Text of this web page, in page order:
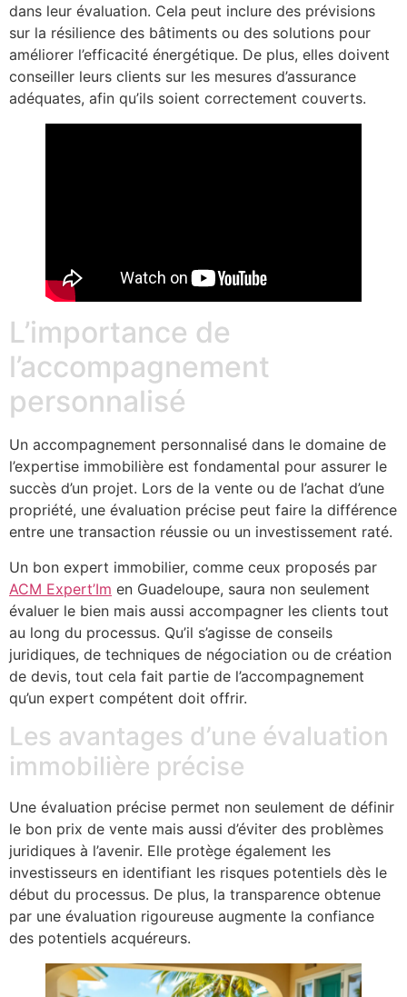
dans leur évaluation. Cela peut inclure des prévisions
sur la résilience des bâtiments ou des solutions pour
améliorer l’efficacité énergétique. De plus, elles doivent
conseiller leurs clients sur les mesures d’assurance
adéquates, afin qu’ils soient correctement couverts.
L’importance de
l’accompagnement
personnalisé
Un accompagnement personnalisé dans le domaine de
l’expertise immobilière est fondamental pour assurer le
succès d’un projet. Lors de la vente ou de l’achat d’une
propriété, une évaluation précise peut faire la différence
entre une transaction réussie ou un investissement raté.
Un bon expert immobilier, comme ceux proposés par
ACM Expert’Im en Guadeloupe, saura non seulement
évaluer le bien mais aussi accompagner les clients tout
au long du processus. Qu’il s’agisse de conseils
juridiques, de techniques de négociation ou de création
de devis, tout cela fait partie de l’accompagnement
qu’un expert compétent doit offrir.
Les avantages d’une évaluation
immobilière précise
Une évaluation précise permet non seulement de définir
le bon prix de vente mais aussi d’éviter des problèmes
juridiques à l’avenir. Elle protège également les
investisseurs en identifiant les risques potentiels dès le
début du processus. De plus, la transparence obtenue
par une évaluation rigoureuse augmente la confiance
des potentiels acquéreurs.